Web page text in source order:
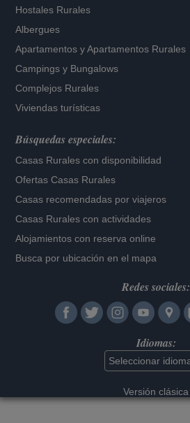
Hostales Rurales
Albergues
Apartamentos yApartamentos Rurales
Campings y Bungalows
Complejos Rurales
Viviendas turísticas
Búsquedas especiales:
Casas Rurales con disponibilidad
Ofertas Casas Rurales
Casas recomendadas por viajeros
Casas Rurales con actividades
Alojamientos con reserva online
Busca por ubicación en el mapa
Redes sociales:
Idiomas:
Versión clásica